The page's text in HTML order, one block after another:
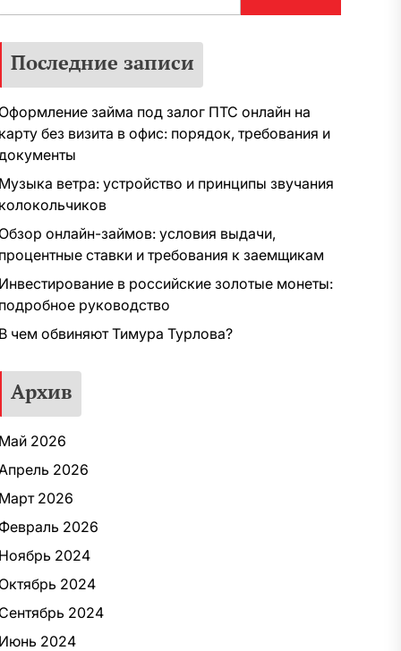
Последние записи
Оформление займа под залог ПТС онлайн на
карту без визита в офис: порядок, требования и
Музыка ветра: устройство и принципы звучания
колокольчиков
Обзор онлайн-займов: условия выдачи,
процентные ставки и требования к заемщикам
Инвестирование в российские золотые монеты:
подробное руководство
В чем обвиняют Тимура Турлова?
Архив
Май 2026
2026
Март 2026
Февраль 2026
Ноябрь 2024
Октябрь 2024
Сентябрь 2024
Июнь 2024